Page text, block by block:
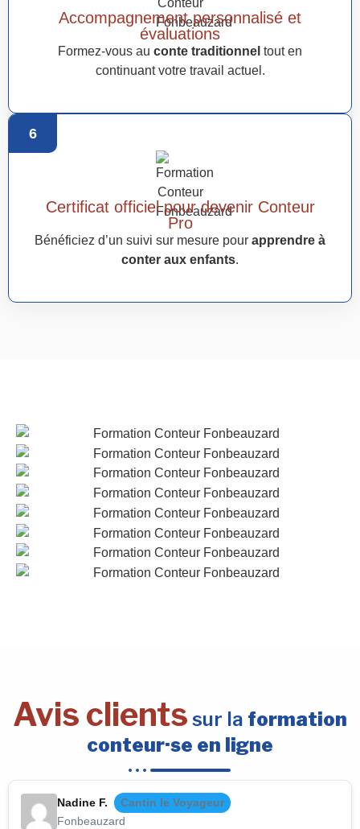
Accompagnement personnalisé et
évaluations
Formez-vous au conte traditionnel tout en
continuant votre travail actuel.
6
Certificat officiel pour devenir Conteur
Pro
Bénéficiez d’un suivi sur mesure pour apprendre à
conter aux enfants.
Avis clients sur la formation
conteur·se en ligne
Nadine F.
Cantin le Voyageur
Fonbeauzard